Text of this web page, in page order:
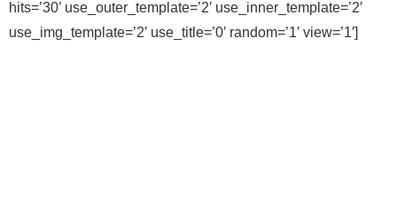
hits=’30’ use_outer_template=’2′ use_inner_template=’2′
use_img_template=’2′ use_title=’0′ random=’1′ view=’1′]